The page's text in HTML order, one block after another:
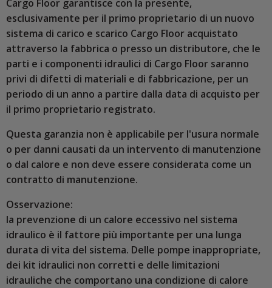
Cargo Floor garantisce con la presente,
esclusivamente per il primo proprietario di un nuovo
sistema di carico e scarico Cargo Floor acquistato
attraverso la fabbrica o presso un distributore, che le
parti e i componenti idraulici di Cargo Floor saranno
privi di difetti di materiali e di fabbricazione, per un
periodo di un anno a partire dalla data di acquisto per
il primo proprietario registrato.
Questa garanzia non è applicabile per l'usura normale
o per danni causati da un intervento di manutenzione
o dal calore e non deve essere considerata come un
contratto di manutenzione.
Osservazione:
la prevenzione di un calore eccessivo nel sistema
idraulico è il fattore più importante per una lunga
durata di vita del sistema. Delle pompe inappropriate,
dei kit idraulici non corretti e delle limitazioni
idrauliche che comportano una condizione di calore